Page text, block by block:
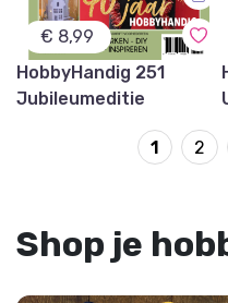
€ 8,99
HobbyHandig 251
Jubileumeditie
1 2
Shop je